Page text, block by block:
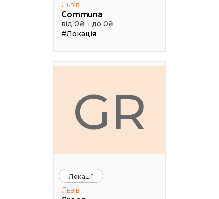
Львів
Communa
від 0₴ - до 0₴
#Локація
GR
Локації
Львів